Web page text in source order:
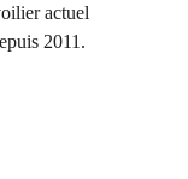
actuel
2011.